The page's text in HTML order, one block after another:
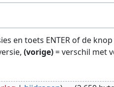
en toets ENTER of de
(vorige)= verschil met